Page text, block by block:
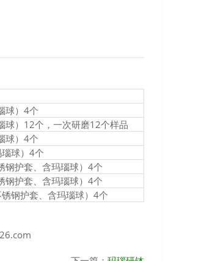
球）4个
球）12个，一次研磨12个样品
球）4个
球）4个
钢护套、含玛瑙球）4个
钢护套、含玛瑙球）4个
钢护套、含玛瑙球）4个